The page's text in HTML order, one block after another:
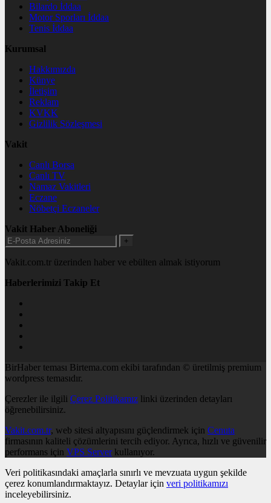
Bilardo İddaa
Motor Sporları İddaa
Tenis İddaa
Kurumsal
Hakkımızda
Künye
İletişim
Reklam
KVKK
Gizlilik Sözleşmesi
Vakit
Canlı Borsa
Canlı TV
Namaz Vakitleri
Eczane
Nöbetçi Eczaneler
Vakit Haber Aboneliği
+
Vakit.com.tr üzerinden haber ve ebülten almak istiyorum
Haberlerimizi Takip Et
BirHaber teması Birtema.com ekibi tarafından © üretilmiş premium
wordpress temasıdır.
Çerezler ile ilgili Çerez Politikamız linki üzerinden detayları
öğrenebilirsiniz.
Vakit.com.tr, web sitesi altyapısını güçlendirmek için Cenuta
firmasının kaliteli çözümlerini tercih ediyor. Ayrıca, hızlı ve güvenilir
performans için VPS Serverkullanıyor.
Veri politikasındaki amaçlarla sınırlı ve mevzuata uygun şekilde
çerez konumlandırmaktayız. Detaylar için veri politikamızı
inceleyebilirsiniz.